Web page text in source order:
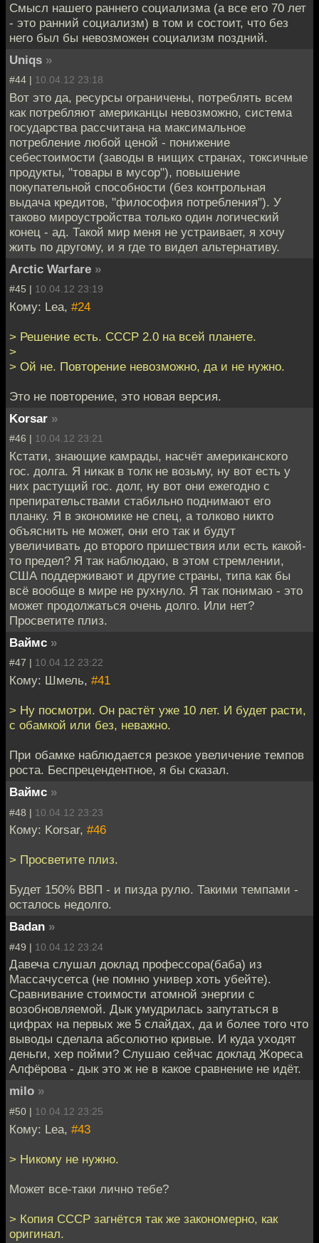
Смысл нашего раннего социализма (а все его 70 лет
- это ранний социализм) в том и состоит, что без
него был бы невозможен социализм поздний.
Uniqs »
#44 | 10.04.12 23:18
Вот это да, ресурсы ограничены, потреблять всем
как потребляют американцы невозможно, система
государства рассчитана на максимальное
потребление любой ценой - понижение
себестоимости (заводы в нищих странах, токсичные
продукты, "товары в мусор"), повышение
покупательной способности (без контрольная
выдача кредитов, "философия потребления"). У
таково мироустройства только один логический
конец - ад. Такой мир меня не устраивает, я хочу
жить по другому, и я где то видел альтернативу.
Arctic Warfare »
#45 | 10.04.12 23:19
Кому: Lea, #24
> Решение есть. СССР 2.0 на всей планете.
>
> Ой не. Повторение невозможно, да и не нужно.
Это не повторение, это новая версия.
Korsar »
#46 | 10.04.12 23:21
Кстати, знающие камрады, насчёт американского
гос. долга. Я никак в толк не возьму, ну вот есть у
них растущий гос. долг, ну вот они ежегодно с
препирательствами стабильно поднимают его
планку. Я в экономике не спец, а толково никто
объяснить не может, они его так и будут
увеличивать до второго пришествия или есть какой-
то предел? Я так наблюдаю, в этом стремлении,
США поддерживают и другие страны, типа как бы
всё вообще в мире не рухнуло. Я так понимаю - это
может продолжаться очень долго. Или нет?
Просветите плиз.
Ваймс »
#47 | 10.04.12 23:22
Кому: Шмель, #41
> Ну посмотри. Он растёт уже 10 лет. И будет расти,
с обамкой или без, неважно.
При обамке наблюдается резкое увеличение темпов
роста. Беспрецендентное, я бы сказал.
Ваймс »
#48 | 10.04.12 23:23
Кому: Korsar, #46
> Просветите плиз.
Будет 150% ВВП - и пизда рулю. Такими темпами -
осталось недолго.
Badan »
#49 | 10.04.12 23:24
Давеча слушал доклад профессора(баба) из
Массачусетса (не помню универ хоть убейте).
Сравнивание стоимости атомной энергии с
возобновляемой. Дык умудрилась запутаться в
цифрах на первых же 5 слайдах, да и более того что
выводы сделала абсолютно кривые. И куда уходят
деньги, хер пойми? Слушаю сейчас доклад Жореса
Алфёрова - дык это ж не в какое сравнение не идёт.
milo »
#50 | 10.04.12 23:25
Кому: Lea, #43
> Никому не нужно.
Может все-таки лично тебе?
> Копия СССР загнётся так же закономерно, как
оригинал.